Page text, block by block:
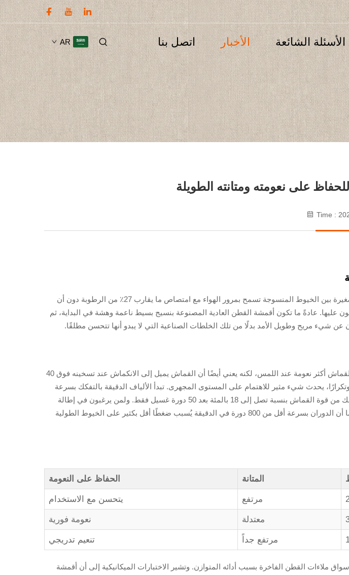
الأسئلة الشائعة الأخبار اتصل بنا AR
على نعومته ومتانته الطويلة
Time :
تعود قابلية امتصاص هواء أقمشة القطن إلى طريقة تكوين الألياف الطبيعية. فهناك مساحات صغيرة بين الخيوط المنسوجة تسمح بمرور الهواء مع امتصاص ما يقارب 27٪ من الرطوبة دون أن
عليها. عادةً ما تكون أقمشة القطن العادية المصنوعة بنسيج بسيط ناعمة وهشة في البداية، ثم
عن شيء مريح وطويل الأمد بدلًا من تلك الخلطات الصناعية التي لا يبدو أنها تتحسن مطلقًا.
في الواقع، تنتفخ الألياف السليلوزية الحلزونية في القطن عندما تتلامس مع الماء. وهذا يجعل القماش أكثر نعومة عند اللمس، لكنه يعني أيضًا أن القماش يميل إلى الانكماش عند تسخينه فوق 40
وتكرارًا، يحدث شيء مثير للاهتمام على المستوى المجهرى. تبدأ الألياف الدقيقة بالتفكك بسرعة
أكبر من المعتاد. ووفقًا لبحث نُشر العام الماضي في مجلة الهندسة النسيجية، يمكن أن يقلل ذلك من قوة القماش بنسبة تصل إلى 18 بالمئة بعد 50 دورة غسيل فقط. ولمن يرغبون في إطالة
عمر ملابسهم القطنية، فإن غسلها بماء بارد يُحدث فرقًا كبيرًا في الحفاظ على هذه الألياف. كما أن الدوران بسرعة أقل من 800 دورة في الدقيقة يُسبب ضغطًا أقل بكثير على الخيوط الطولية
المتانة الحفاظ على النعومة
مرتفع يتحسن مع الاستخدام
معتدلة نعومة فورية
مرتفع جداً تنعيم تدريجي
العادي يهيمن على 72٪ من أسواق ملاءات القطن الفاخرة بسبب أدائه المتوازن. وتشير الاختبارات الميكانيكية إلى أن أقمشة